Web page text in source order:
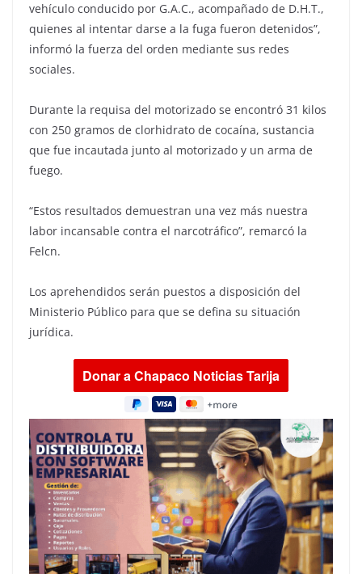
vehículo conducido por G.A.C., acompañado de D.H.T.,
quienes al intentar darse a la fuga fueron detenidos”,
informó la fuerza del orden mediante sus redes
sociales.
Durante la requisa del motorizado se encontró 31 kilos
con 250 gramos de clorhidrato de cocaína, sustancia
que fue incautada junto al motorizado y un arma de
fuego.
“Estos resultados demuestran una vez más nuestra
labor incansable contra el narcotráfico”, remarcó la
Felcn.
Los aprehendidos serán puestos a disposición del
Ministerio Público para que se defina su situación
jurídica.